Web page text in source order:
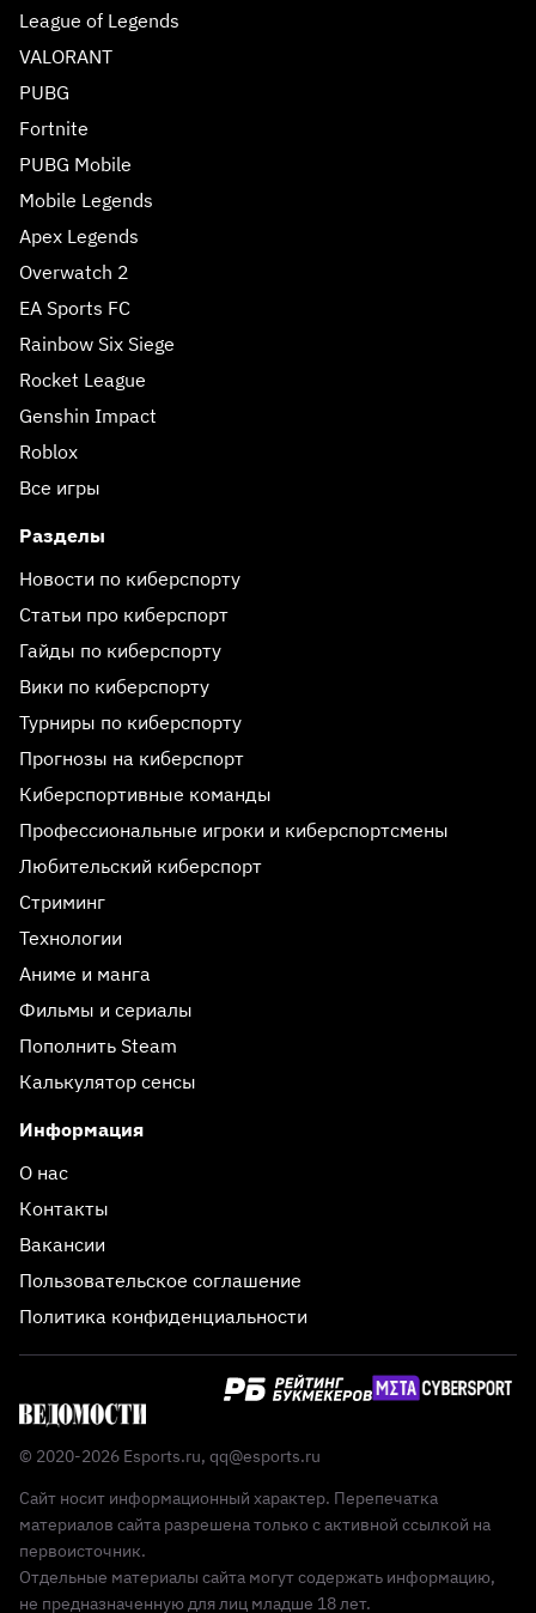
League of Legends
VALORANT
PUBG
Fortnite
PUBG Mobile
Mobile Legends
Apex Legends
Overwatch 2
EA Sports FC
Rainbow Six Siege
Rocket League
Genshin Impact
Roblox
Все игры
Разделы
Новости по киберспорту
Статьи про киберспорт
Гайды по киберспорту
Вики по киберспорту
Турниры по киберспорту
Прогнозы на киберспорт
Киберспортивные команды
Профессиональные игроки и киберспортсмены
Любительский киберспорт
Стриминг
Технологии
Аниме и манга
Фильмы и сериалы
Пополнить Steam
Калькулятор сенсы
Информация
О нас
Контакты
Вакансии
Пользовательское соглашение
Политика конфиденциальности
© 2020-2026 Esports.ru, qq@esports.ru
Сайт носит информационный характер. Перепечатка
материалов сайта разрешена только с активной ссылкой на
первоисточник.
Отдельные материалы сайта могут содержать информацию,
не предназначенную для лиц младше 18 лет.